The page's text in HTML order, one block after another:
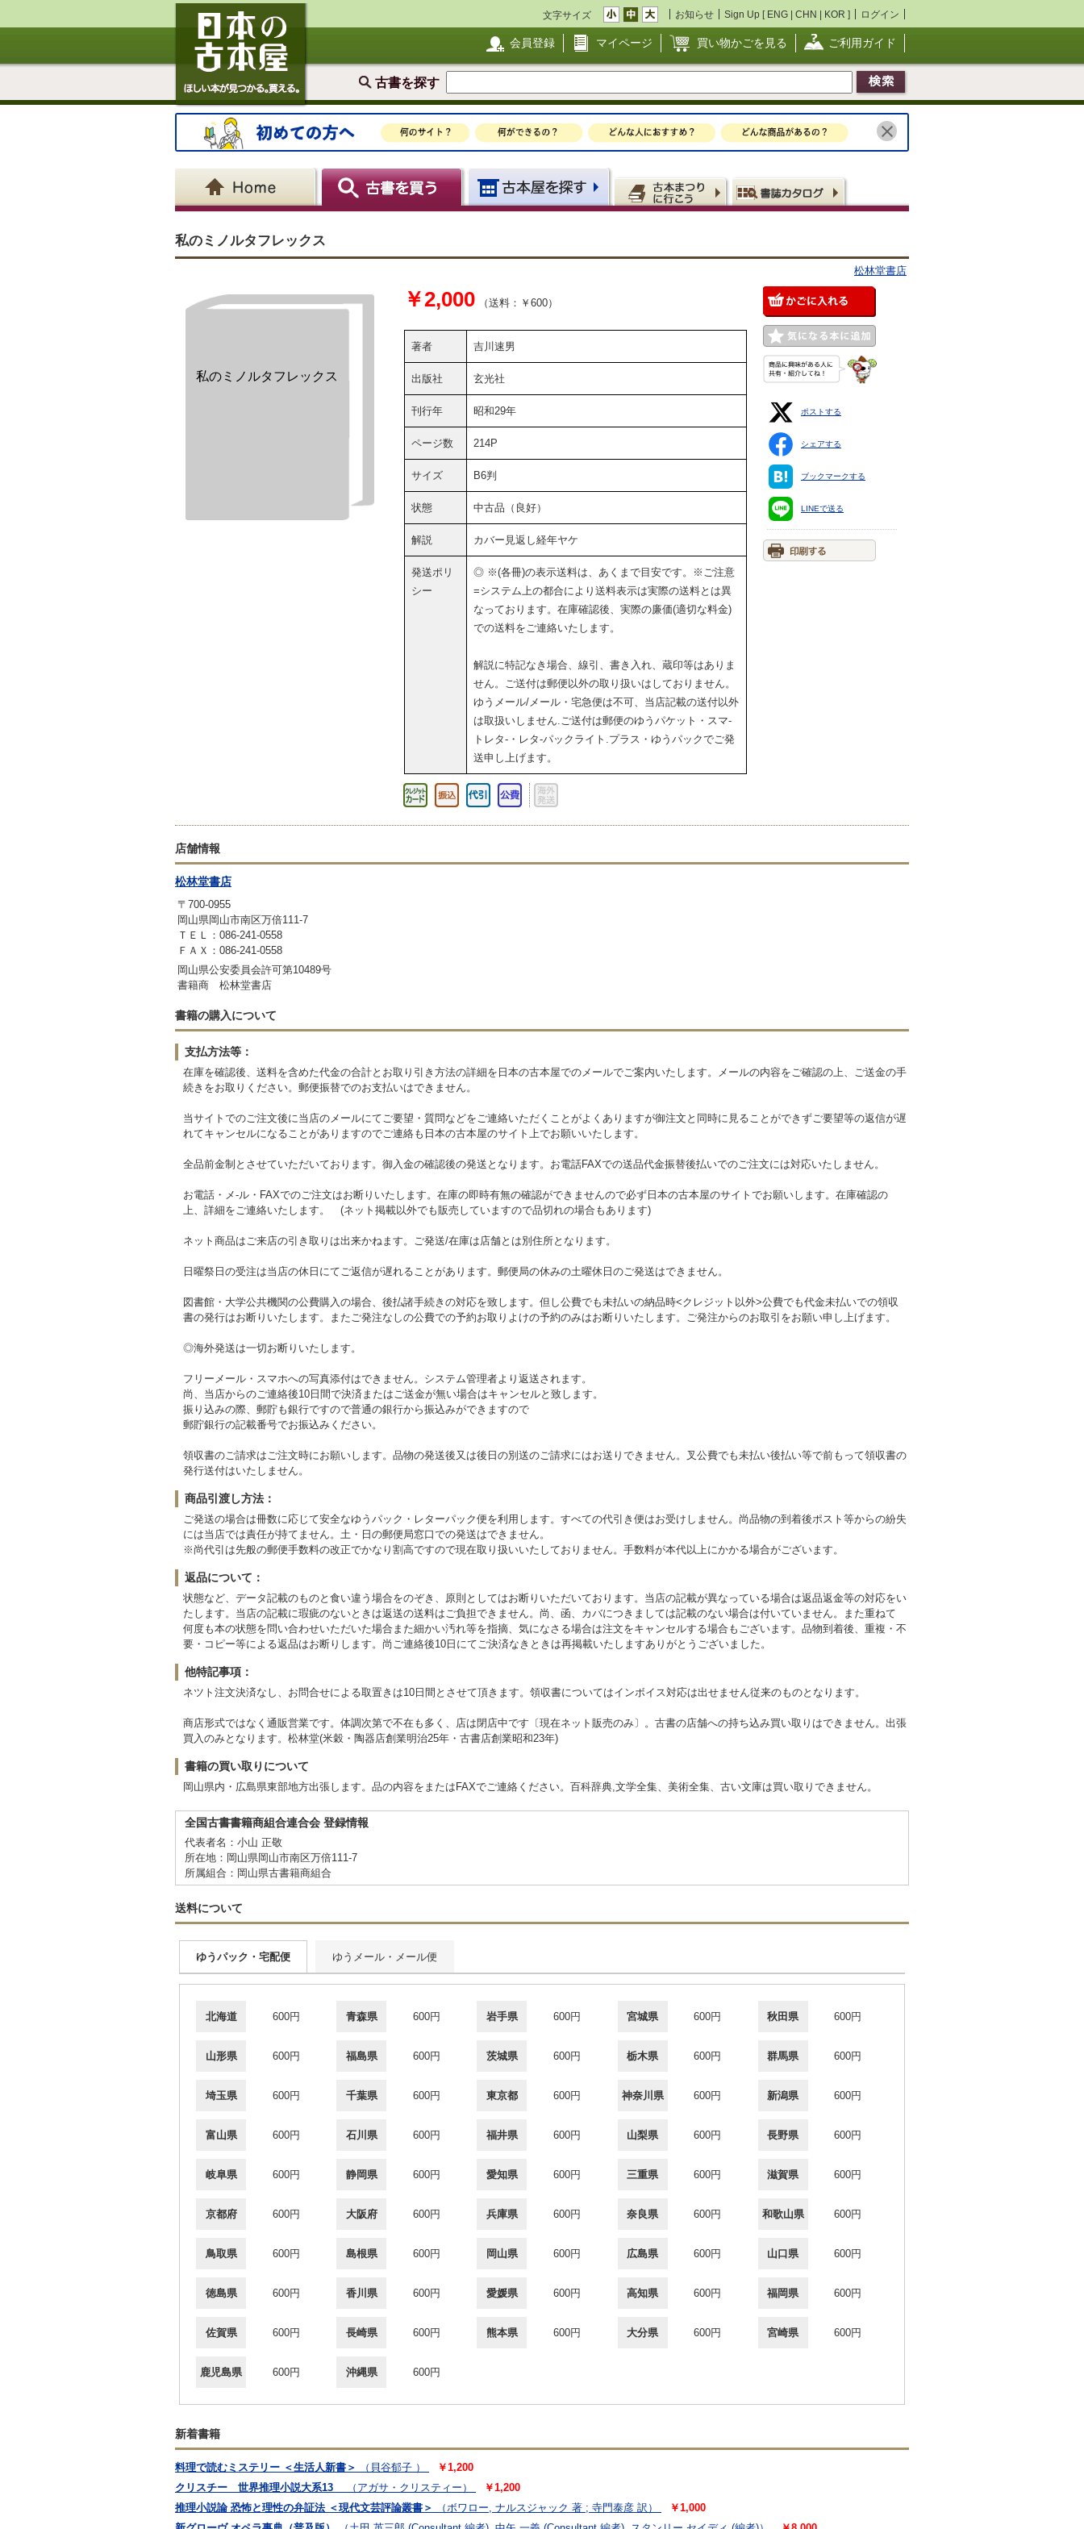
文字サイズ お知らせ Sign Up [ ENG | CHN | KOR ] ログイン
会員登録 マイページ 買い物かごを見る ご利用ガイド
古書を探す
私のミノルタフレックス
松林堂書店
私のミノルタフレックス
￥2,000 （送料：￥600）
著者 吉川速男
出版社 玄光社
刊行年 昭和29年
ページ数 214P
サイズ B6判
状態 中古品（良好）
解説 カバー見返し経年ヤケ
発送ポリ
シー
◎ ※(各冊)の表示送料は、あくまで目安です。※ご注意
=システム上の都合により送料表示は実際の送料とは異
なっております。在庫確認後、実際の廉価(適切な料金)
での送料をご連絡いたします。
解説に特記なき場合、線引、書き入れ、蔵印等はありま
せん。ご送付は郵便以外の取り扱いはしておりません。
ゆうメール/メール・宅急便は不可、当店記載の送付以外
は取扱いしません.ご送付は郵便のゆうパケット・スマ-
トレタ-・レタ-パックライト.プラス・ゆうパックでご発
送申し上げます。
ポストする
シェアする
ブックマークする
LINEで送る
店舗情報
松林堂書店
〒700-0955
岡山県岡山市南区万倍111-7
ＴＥＬ：086-241-0558
ＦＡＸ：086-241-0558
岡山県公安委員会許可第10489号
書籍商 松林堂書店
書籍の購入について
支払方法等：
在庫を確認後、送料を含めた代金の合計とお取り引き方法の詳細を日本の古本屋でのメールでご案内いたします。メールの内容をご確認の上、ご送金の手
続きをお取りください。郵便振替でのお支払いはできません。
当サイトでのご注文後に当店のメールにてご要望・質問などをご連絡いただくことがよくありますが御注文と同時に見ることができずご要望等の返信が遅
れてキャンセルになることがありますのでご連絡も日本の古本屋のサイト上でお願いいたします。
全品前金制とさせていただいております。御入金の確認後の発送となります。お電話FAXでの送品代金振替後払いでのご注文には対応いたしません。
お電話・メ-ル・FAXでのご注文はお断りいたします。在庫の即時有無の確認ができませんので必ず日本の古本屋のサイトでお願いします。在庫確認の
上、詳細をご連絡いたします。 (ネット掲載以外でも販売していますので品切れの場合もあります)
ネット商品はご来店の引き取りは出来かねます。ご発送/在庫は店舗とは別住所となります。
日曜祭日の受注は当店の休日にてご返信が遅れることがあります。郵便局の休みの土曜休日のご発送はできません。
図書館・大学公共機関の公費購入の場合、後払諸手続きの対応を致します。但し公費でも未払いの納品時<クレジット以外>公費でも代金未払いでの領収
書の発行はお断りいたします。またご発注なしの公費での予約お取りよけの予約のみはお断りいたします。ご発注からのお取引をお願い申し上げます。
◎海外発送は一切お断りいたします。
フリーメール・スマホへの写真添付はできません。システム管理者より返送されます。
尚、当店からのご連絡後10日間で決済またはご送金が無い場合はキャンセルと致します。
振り込みの際、郵貯も銀行ですので普通の銀行から振込みができますので
郵貯銀行の記載番号でお振込みください。
領収書のご請求はご注文時にお願いします。品物の発送後又は後日の別送のご請求にはお送りできません。叉公費でも未払い後払い等で前もって領収書の
発行送付はいたしません。
商品引渡し方法：
ご発送の場合は冊数に応じて安全なゆうパック・レターパック便を利用します。すべての代引き便はお受けしません。尚品物の到着後ポスト等からの紛失
には当店では責任が持てません。土・日の郵便局窓口での発送はできません。
※尚代引は先般の郵便手数料の改正でかなり割高ですので現在取り扱いいたしておりません。手数料が本代以上にかかる場合がございます。
返品について：
状態など、データ記載のものと食い違う場合をのぞき、原則としてはお断りいただいております。当店の記載が異なっている場合は返品返金等の対応をい
たします。当店の記載に瑕疵のないときは返送の送料はご負担できません。尚、函、カバにつきましては記載のない場合は付いていません。また重ねて
何度も本の状態を問い合わせいただいた場合また細かい汚れ等を指摘、気になさる場合は注文をキャンセルする場合もございます。品物到着後、重複・不
要・コピー等による返品はお断りします。尚ご連絡後10日にてご決済なきときは再掲載いたしますありがとうございました。
他特記事項：
ネツト注文決済なし、お問合せによる取置きは10日間とさせて頂きます。領収書についてはインボイス対応は出せません従来のものとなります。
商店形式ではなく通販営業です。体調次第で不在も多く、店は閉店中です〔現在ネット販売のみ〕。古書の店舗への持ち込み買い取りはできません。出張
買入のみとなります。松林堂(米穀・陶器店創業明治25年・古書店創業昭和23年)
書籍の買い取りについて
岡山県内・広島県東部地方出張します。品の内容をまたはFAXでご連絡ください。百科辞典,文学全集、美術全集、古い文庫は買い取りできません。
全国古書書籍商組合連合会 登録情報
代表者名：小山 正敬
所在地：岡山県岡山市南区万倍111-7
所属組合：岡山県古書籍商組合
送料について
ゆうパック・宅配便 ゆうメール・メール便
北海道 600円 青森県 600円 岩手県 600円 宮城県 600円 秋田県 600円
山形県 600円 福島県 600円 茨城県 600円 栃木県 600円 群馬県 600円
埼玉県 600円 千葉県 600円 東京都 600円 神奈川県 600円 新潟県 600円
富山県 600円 石川県 600円 福井県 600円 山梨県 600円 長野県 600円
岐阜県 600円 静岡県 600円 愛知県 600円 三重県 600円 滋賀県 600円
京都府 600円 大阪府 600円 兵庫県 600円 奈良県 600円 和歌山県 600円
鳥取県 600円 島根県 600円 岡山県 600円 広島県 600円 山口県 600円
徳島県 600円 香川県 600円 愛媛県 600円 高知県 600円 福岡県 600円
佐賀県 600円 長崎県 600円 熊本県 600円 大分県 600円 宮崎県 600円
鹿児島県 600円 沖縄県 600円
新着書籍
料理で読むミステリー ＜生活人新書＞ （貝谷郁子 ）
￥1,200
クリスチー 世界推理小説大系13
（アガサ・クリスティー）
￥1,200
推理小説論 恐怖と理性の弁証法 ＜現代文芸評論叢書＞
（ボワロー, ナルスジャック 著 ; 寺門泰彦 訳）
￥1,000